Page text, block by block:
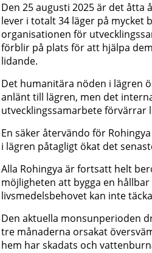
Den 25 augusti 2025 är det åtta
lever i totalt 34 läger på mycket
organisationen för
förblir på plats för att hjälpa
lidande.
Det humanitära nöden i lägren
anlänt till lägren, men det
utvecklingssamarbete förvärrar
En säker återvändo för
i lägren påtagligt ökat det
Alla Rohingya är fortsatt helt
möjligheten att bygga en
livsmedelsbehovet kan inte
Den aktuella monsunperioden
tre månaderna orsakat
hem har skadats och